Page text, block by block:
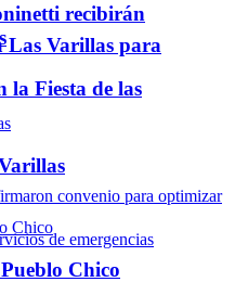
Las Varillas para
la Fiesta de las
recibirán
Chico